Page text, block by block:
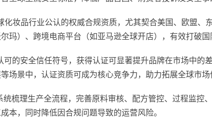
化妆品行业公认的权威合规资质，尤其契合美国、欧盟、
玛）、跨境电商平台（如亚马逊全球开店），有效打破国
可的安全信任符号，获得认证可显著提升品牌在市场中的
场景中，认证资质可成为核心竞争力，助力拓展全球市场
统梳理生产全流程，完善原料审核、配方管控、过程监控
本，同时降低因合规问题导致的运营风险。